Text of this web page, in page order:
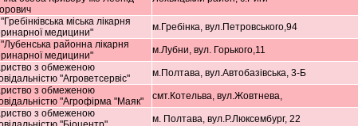
міська лікарня
медицини"
м.Гребінка, вул.Петровського,94
районна лікарня
медицини"
м.Лубни, вул. Горького,11
з обмеженою
"Агроветсервіс"
м.Полтава, вул.Автобазівська, 3-Б
з обмеженою
"Агрофірма "Маяк"
смт.Котельва, вул.Жовтнева,
з обмеженою
м. Полтава, вул.Р.Люксембург, 22